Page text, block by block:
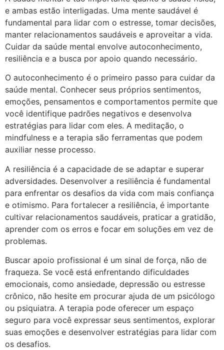
e ambas estão interligadas. Uma mente saudável é
fundamental para lidar com o estresse, tomar decisões,
manter relacionamentos saudáveis e aproveitar a vida.
Cuidar da saúde mental envolve autoconhecimento,
resiliência e a busca por apoio quando necessário.
O autoconhecimento é o primeiro passo para cuidar da
saúde mental. Conhecer seus próprios sentimentos,
emoções, pensamentos e comportamentos permite que
você identifique padrões negativos e desenvolva
estratégias para lidar com eles. A meditação, o
mindfulness e a terapia são ferramentas que podem
auxiliar nesse processo.
A resiliência é a capacidade de se adaptar e superar
adversidades. Desenvolver a resiliência é fundamental
para enfrentar os desafios da vida com mais confiança
e otimismo. Para fortalecer a resiliência, é importante
cultivar relacionamentos saudáveis, praticar a gratidão,
aprender com os erros e focar em soluções em vez de
problemas.
Buscar apoio profissional é um sinal de força, não de
fraqueza. Se você está enfrentando dificuldades
emocionais, como ansiedade, depressão ou estresse
crônico, não hesite em procurar ajuda de um psicólogo
ou psiquiatra. A terapia pode oferecer um espaço
seguro para você expressar seus sentimentos, explorar
suas emoções e desenvolver estratégias para lidar com
os desafios.